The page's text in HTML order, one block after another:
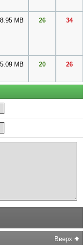
MB 26 34
MB 20 26
Вверх